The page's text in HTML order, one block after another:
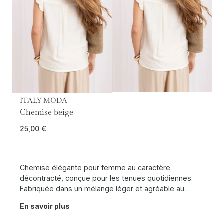
ITALY MODA
Chemise beige
25,00 €
Chemise élégante pour femme au caractère
décontracté, conçue pour les tenues quotidiennes.
Fabriquée dans un mélange léger et agréable au…
En savoir plus